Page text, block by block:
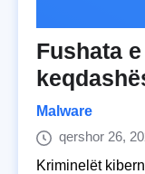
Fushata
Malware
qershor 26,
Kriminelët